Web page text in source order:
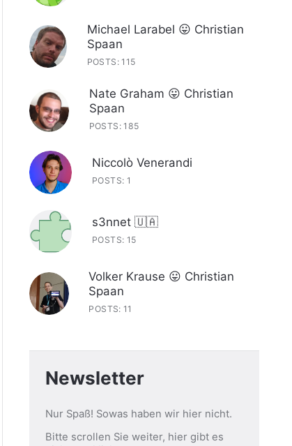
Michael Larabel 😛 Christian
Spaan
POSTS: 115
Nate Graham 😛 Christian
Spaan
POSTS: 185
Niccolò Venerandi
POSTS: 1
s3nnet 🇺🇦
POSTS: 15
Volker Krause 😛 Christian
Spaan
POSTS: 11
Newsletter
Nur Spaß! Sowas haben wir hier nicht.
Bitte scrollen Sie weiter, hier gibt es